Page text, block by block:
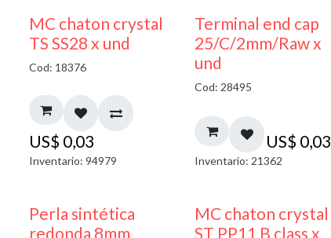
MC chaton crystal
TS SS28 x und
Cod: 18376
US$ 0,03
Inventario: 94979
Terminal end cap
25/C/2mm/Raw x
und
Cod: 28495
US$ 0,03
Inventario: 21362
Perla sintética
redonda 8mm
MC chaton crystal
ST PP11 B class x